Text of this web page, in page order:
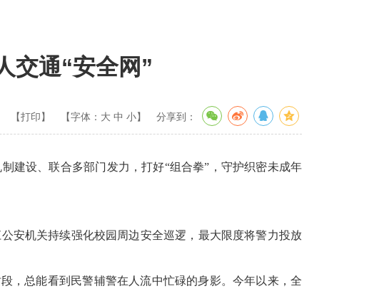
交通“安全网”
【打印】 【字体： 大 中 小】 分享到：
建设、联合多部门发力，打好“组合拳”，守护织密未成年
安机关持续强化校园周边安全巡逻，最大限度将警力投放
，总能看到民警辅警在人流中忙碌的身影。今年以来，全